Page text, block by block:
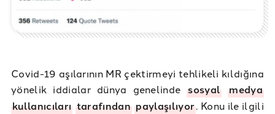
Covid-19 aşılarının MR çektirmeyi tehlikeli kıldığına
yönelik iddialar dünya genelindesosyal
medya
kullanıcıları tarafından paylaşılıyor. Konu ile ilgili